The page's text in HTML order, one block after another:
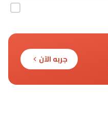
جربه الآن